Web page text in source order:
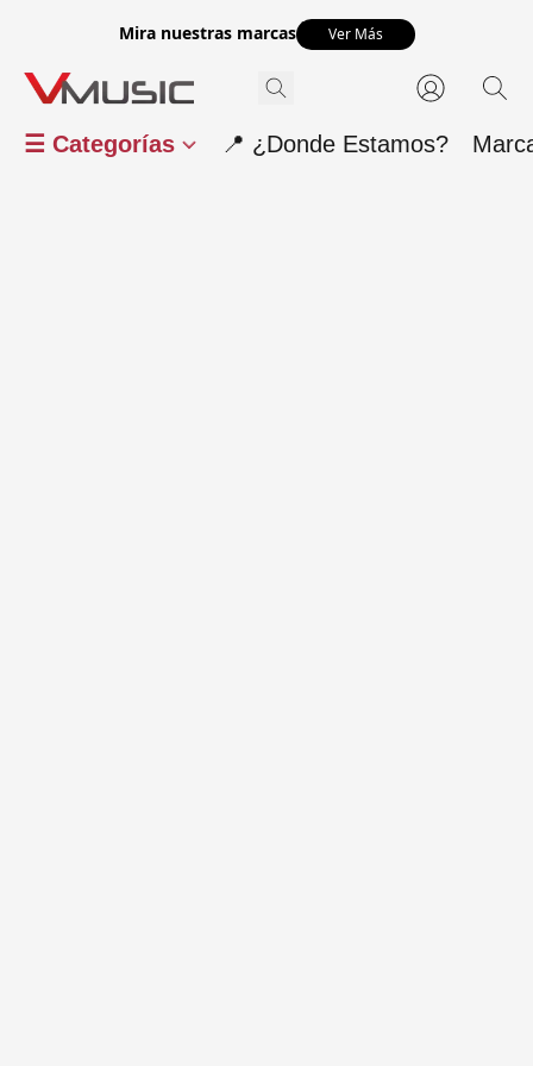
Mira nuestras marcas Ver Más
☰ Categorías 📍 ¿Donde Estamos?